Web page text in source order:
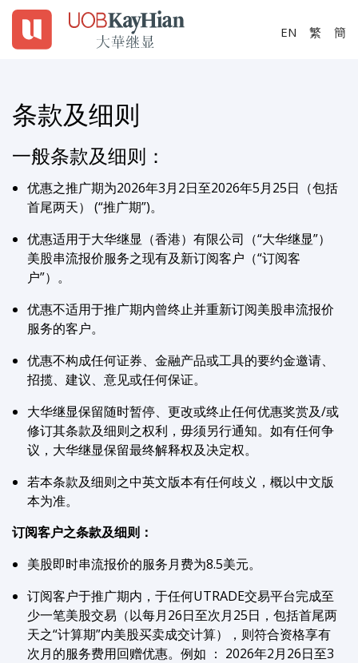
EN 繁 簡
条款及细则
一般条款及细则：
优惠之推广期为2026年3月2日至2026年5月25日（包括
首尾两天） (“推广期”)。
优惠适用于大华继显（香港）有限公司（“大华继显”）
美股串流报价服务之现有及新订阅客户（“订阅客
户”）。
优惠不适用于推广期内曾终止并重新订阅美股串流报价
服务的客户。
优惠不构成任何证券、金融产品或工具的要约金邀请、
招揽、建议、意见或任何保证。
大华继显保留随时暂停、更改或终止任何优惠奖赏及/或
修订其条款及细则之权利，毋须另行通知。如有任何争
议，大华继显保留最终解释权及决定权。
若本条款及细则之中英文版本有任何歧义，概以中文版
本为准。
订阅客户之条款及细则：
美股即时串流报价的服务月费为8.5美元。
订阅客户于推广期内，于任何UTRADE交易平台完成至
少一笔美股交易（以每月26日至次月25日，包括首尾两
天之“计算期”内美股买卖成交计算），则符合资格享有
次月的服务费用回赠优惠。例如 ： 2026年2月26日至3